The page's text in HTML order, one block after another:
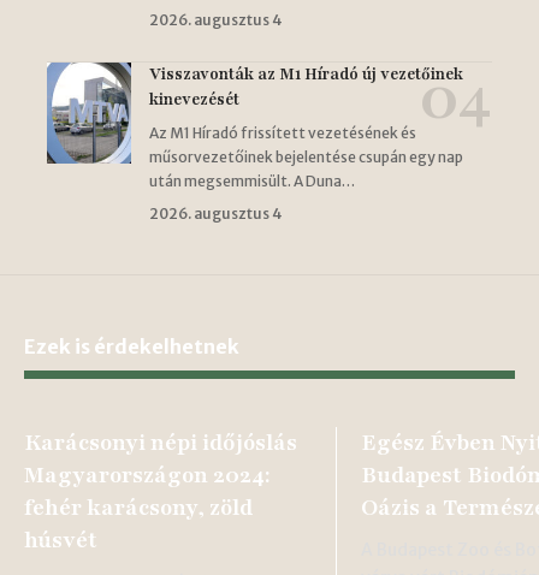
2026. augusztus 4
Visszavonták az M1 Híradó új vezetőinek
kinevezését
Az M1 Híradó frissített vezetésének és
műsorvezetőinek bejelentése csupán egy nap
után megsemmisült. A Duna…
2026. augusztus 4
Ezek is érdekelhetnek
Karácsonyi népi időjóslás
Magyarországon 2024:
fehér karácsony, zöld
húsvét
Egész Évben
Budapest
Oázis a